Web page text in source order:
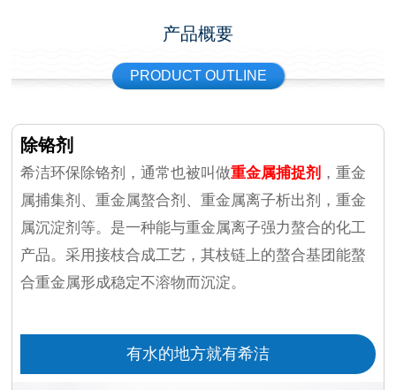
产品概要
PRODUCT OUTLINE
除铬剂
希洁环保除铬剂，通常也被叫做重金属捕捉剂 ，重金
属捕集剂、重金属螯合剂、重金属离子析出剂，重金
属沉淀剂等。是一种能与重金属离子强力螯合的化工
产品。采用接枝合成工艺，其枝链上的螯合基团能螯
合重金属形成稳定不溶物而沉淀。
有水的地方就有希洁